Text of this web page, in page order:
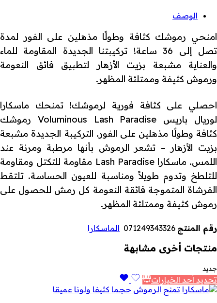
الوصف
امنحي رموشك كثافة وطولًا مذهلين على الفور لمدة
تصل إلى 36 ساعة! تركيبتنا الجديدة المقاومة للماء
والعناية مشبعة بزيت الأزهار لتطبيق فائق النعومة
ورموش كثيفة وممتلئة المظهر.
احصلي على كثافة فورية لرموشك! تمنحك ماسكارا
لوريال باريس Voluminous Lash Paradise رموشك
كثافة وطولًا مذهلين على الفور. التركيبة الجديدة مشبعة
بزيت الأزهار – تشعر الرموش بأنها مرطبة ومرنة عند
اللمس. ماسكارا Lash Paradise مقاومة للتكتل ومقاومة
للتلطخ وتدوم طويلاً ومناسبة للعيون الحساسة. تلتقط
الفرشاة المتموجة فائقة النعومة كل رمش للحصول على
رموش كثيفة وممتلئة المظهر.
رقم المنتج 071249343326 الماسكارا
منتجات أخرى مشابهة
جديد
تحديد أحد الخيارات